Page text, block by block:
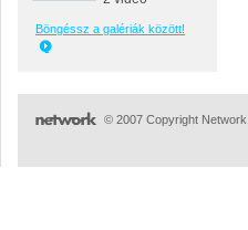
Böngéssz a galériák között!
© 2007 Copyright